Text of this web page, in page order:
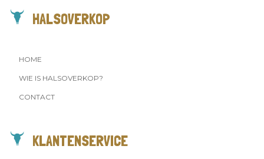
HALSOVERKOP
HOME
WIE IS HALSOVERKOP?
CONTACT
KLANTENSERVICE